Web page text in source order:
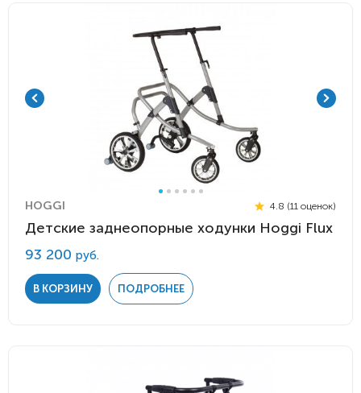
HOGGI 4.8 (11 оценок)
Детские заднеопорные ходунки Hoggi Flux
93 200 руб.
В КОРЗИНУ ПОДРОБНЕЕ